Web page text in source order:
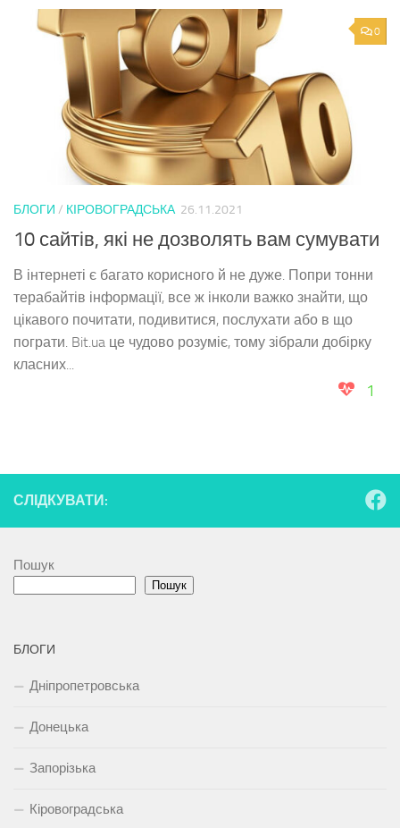
0
БЛОГИ / КІРОВОГРАДСЬКА 26.11.2021
10 сайтів, які не дозволять вам сумувати
В інтернеті є багато корисного й не дуже. Попри тонни
терабайтів інформації, все ж інколи важко знайти, що
цікавого почитати, подивитися, послухати або в що
пограти. Bit.ua це чудово розуміє, тому зібрали добірку
класних...
1
СЛІДКУВАТИ:
Пошук
Пошук
БЛОГИ
Дніпропетровська
Донецька
Запорізька
Кіровоградська